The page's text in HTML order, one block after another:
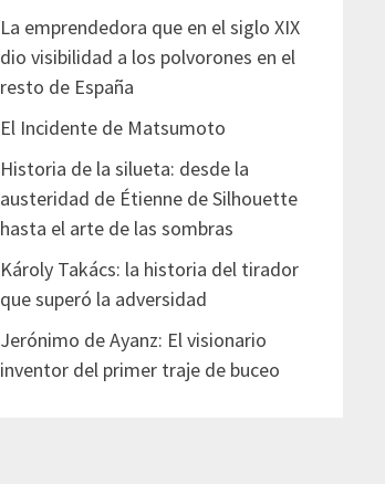
La emprendedora que en el siglo XIX
dio visibilidad a los polvorones en el
resto de España
El Incidente de Matsumoto
Historia de la silueta: desde la
austeridad de Étienne de Silhouette
hasta el arte de las sombras
Károly Takács: la historia del tirador
que superó la adversidad
Jerónimo de Ayanz: El visionario
inventor del primer traje de buceo